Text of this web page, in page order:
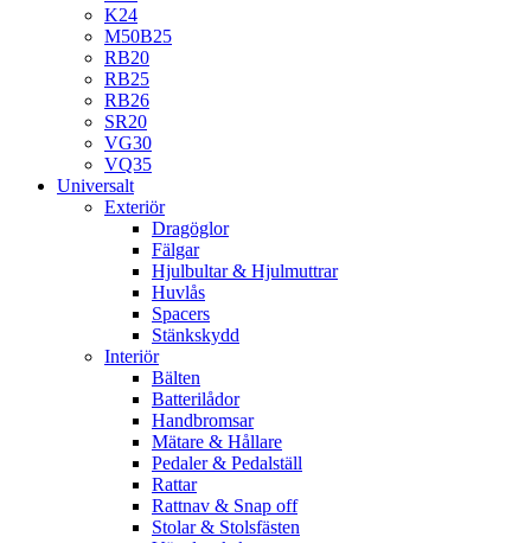
K24
M50B25
RB20
RB25
RB26
SR20
VG30
VQ35
Universalt
Exteriör
Dragöglor
Fälgar
Hjulbultar & Hjulmuttrar
Huvlås
Spacers
Stänkskydd
Interiör
Bälten
Batterilådor
Handbromsar
Mätare & Hållare
Pedaler & Pedalställ
Rattar
Rattnav & Snap off
Stolar & Stolsfästen